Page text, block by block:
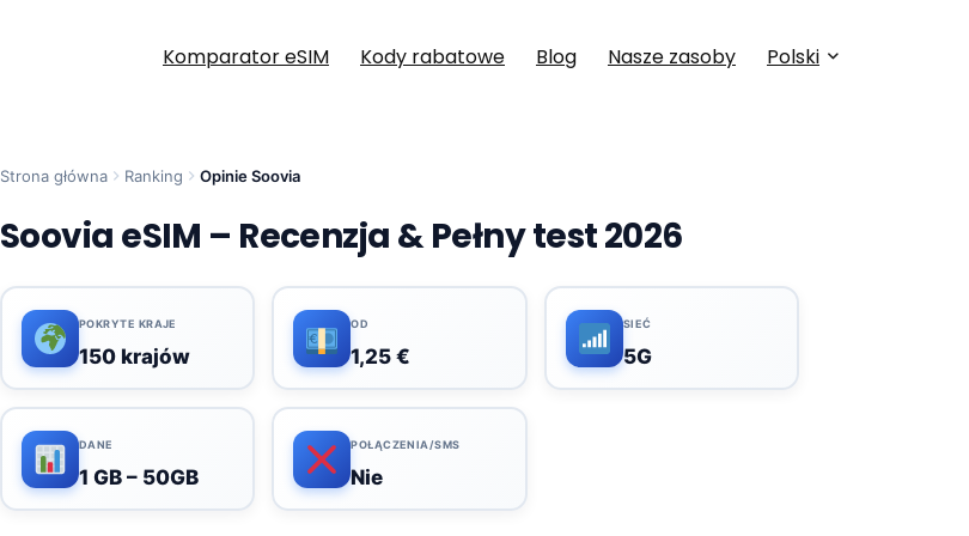
Komparator eSIM Kody rabatowe Blog Nasze zasoby Polski
Strona główna Ranking Opinie Soovia
Soovia eSIM – Recenzja & Pełny test 2026
POKRYTE KRAJE
150 krajów
OD
1,25 €
SIEĆ
5G
DANE
1 GB – 50GB
POŁĄCZENIA/SMS
Nie